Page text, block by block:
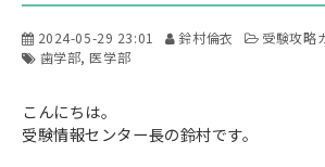
2024-05-29 23:01 鈴村倫衣
受験攻略
歯学部 医学部
こんにちは。
受験情報センター長の鈴村です。